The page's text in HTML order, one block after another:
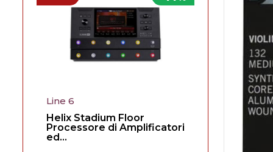
Line 6
Helix Stadium Floor
Processore di Amplificatori
ed...